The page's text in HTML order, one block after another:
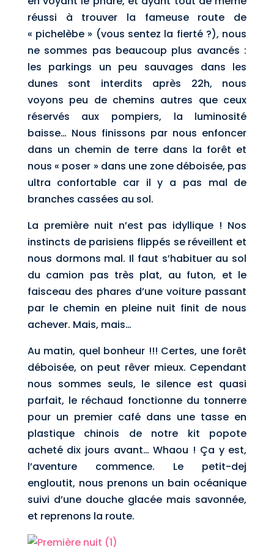
réussi à trouver la fameuse route de
« pichelèbe » (vous sentez la fierté ?), nous
ne sommes pas beaucoup plus avancés :
les parkings un peu sauvages dans les
dunes sont interdits après 22h, nous
voyons peu de chemins autres que ceux
réservés aux pompiers, la luminosité
baisse… Nous finissons par nous enfoncer
dans un chemin de terre dans la forêt et
nous « poser » dans une zone déboisée, pas
ultra confortable car il y a pas mal de
branches cassées au sol.
La première nuit n’est pas idyllique ! Nos
instincts de parisiens flippés se réveillent et
nous dormons mal. Il faut s’habituer au sol
du camion pas très plat, au futon, et le
faisceau des phares d’une voiture passant
par le chemin en pleine nuit finit de nous
achever. Mais, mais…
Au matin, quel bonheur !!! Certes, une forêt
déboisée, on peut rêver mieux. Cependant
nous sommes seuls, le silence est quasi
parfait, le réchaud fonctionne du tonnerre
pour un premier café dans une tasse en
plastique chinois de notre kit popote
acheté dix jours avant… Whaou ! Ça y est,
l’aventure commence. Le petit-dej
engloutit, nous prenons un bain océanique
suivi d’une douche glacée mais savonnée,
et reprenons la route.